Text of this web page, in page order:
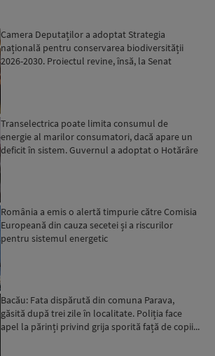
Camera Deputaților a adoptat Strategia
națională pentru conservarea biodiversității
2026-2030. Proiectul revine, însă, la Senat
Transelectrica poate limita consumul de
energie al marilor consumatori, dacă apare un
deficit în sistem. Guvernul a adoptat o Hotărâre
România a emis o alertă timpurie către Comisia
Europeană din cauza secetei și a riscurilor
pentru sistemul energetic
Bacău: Fata dispărută din comuna Parava,
găsită după trei zile în localitate. Poliția face
apel la părinți privind grija sporită față de copii...